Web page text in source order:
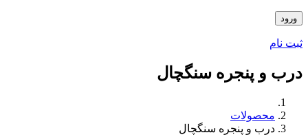
ثبت نام
درب و پنجره سنگچال
محصولات
درب و پنجره سنگچال